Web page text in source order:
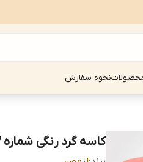
نحوه سفارش
کاسه گرد رنگی شماره 3 لیمون